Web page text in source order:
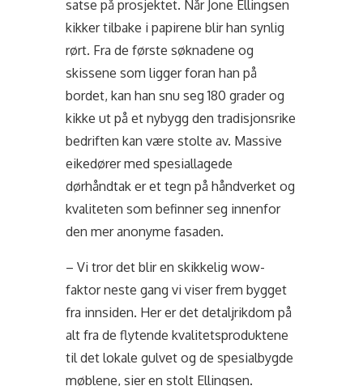
satse på prosjektet. Når Jone Ellingsen
kikker tilbake i papirene blir han synlig
rørt. Fra de første søknadene og
skissene som ligger foran han på
bordet, kan han snu seg 180 grader og
kikke ut på et nybygg den tradisjonsrike
bedriften kan være stolte av. Massive
eikedører med spesiallagede
dørhåndtak er et tegn på håndverket og
kvaliteten som befinner seg innenfor
den mer anonyme fasaden.
– Vi tror det blir en skikkelig wow-
faktor neste gang vi viser frem bygget
fra innsiden. Her er det detaljrikdom på
alt fra de flytende kvalitetsproduktene
til det lokale gulvet og de spesialbygde
møblene, sier en stolt Ellingsen.